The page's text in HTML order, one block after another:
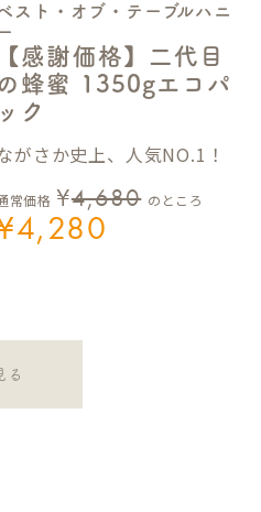
スト・オブ・テーブルハニ
【感謝価格】二代目
の蜂蜜 1350gエコパ
ック
常価格 ¥4,680 のところ
4,280
がさか史上、人気NO.1！
る